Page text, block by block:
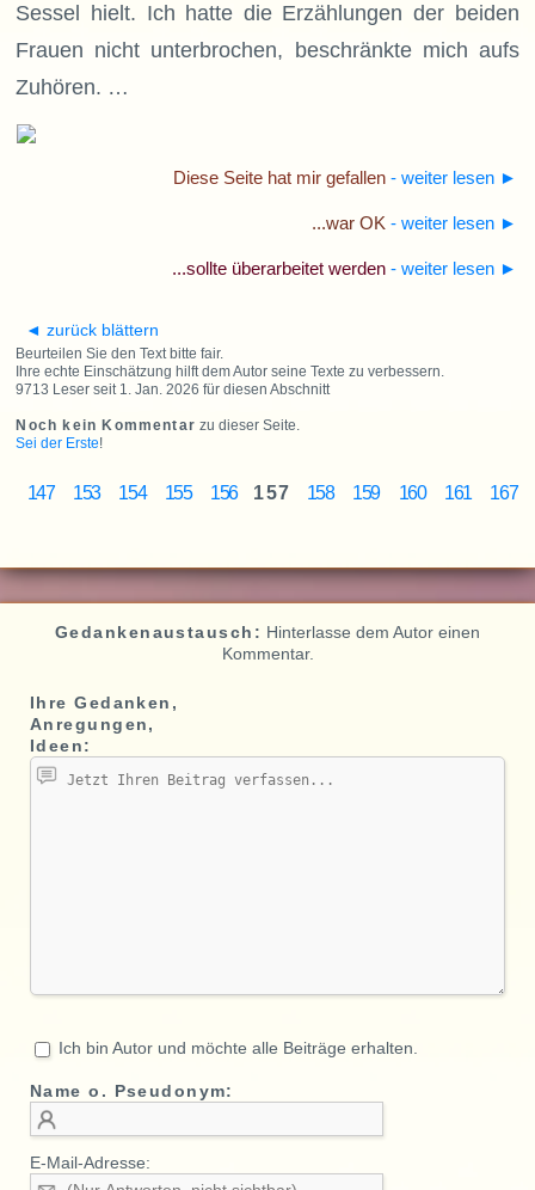
Sessel hielt. Ich hatte die Erzählungen der beiden
Frauen nicht unterbrochen, beschränkte mich aufs
Zuhören. …
Diese Seite hat mir gefallen- weiter lesen ►
...war OK - weiter lesen ►
...sollte überarbeitet werden - weiter lesen ►
◄ zurück blättern
Beurteilen Sie den Text bitte fair.
Ihre echte Einschätzung hilft dem Autor seine Texte zu verbessern.
9713 Leser seit 1. Jan. 2026 für diesen Abschnitt
Noch kein Kommentar zu dieser Seite.
Sei der Erste!
147 153 154 155 156 157 158 159 160 161 167
Gedankenaustausch: Hinterlasse dem Autor einen
Kommentar.
Ihre Gedanken,
Anregungen,
Ideen:
Ich bin Autor und möchte alle Beiträge erhalten.
Name o. Pseudonym:
E-Mail-Adresse: